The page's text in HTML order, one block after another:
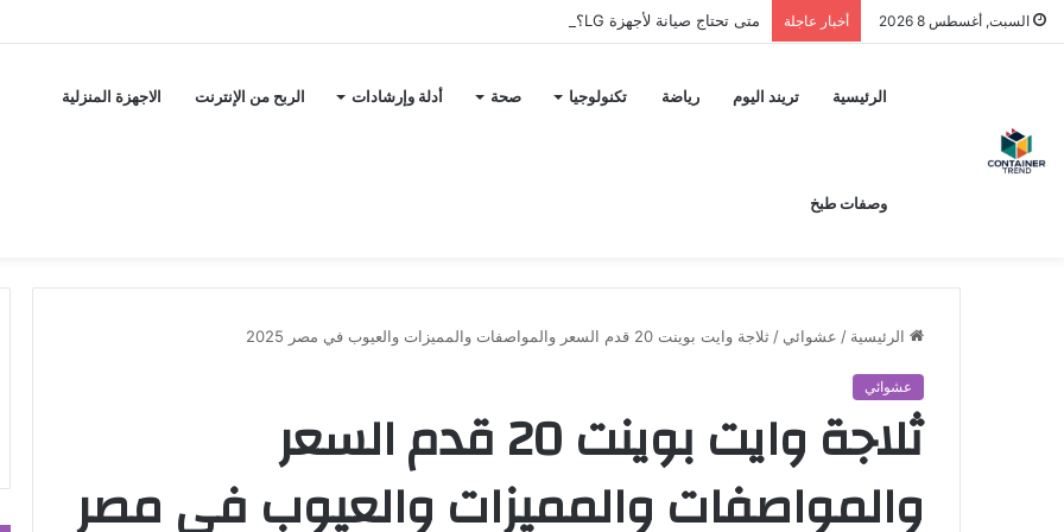
نموذج التواصل
إرسال
السبت, أغسطس 8 2026 أخبار عاجلة متى تحتاج صيانة لأجهزة LG؟ وكيف تختار مركز الصيانة الصحيح في مصر
الرئيسية تريند اليوم رياضة تكنولوجيا صحة أدلة وإرشادات الربح من الإنترنت الاجهزة المنزلية
وصفات طبخ
الرئيسية / عشوائي / ثلاجة وايت بوينت 20 قدم السعر والمواصفات والمميزات والعيوب في مصر 2025
عشوائي
ثلاجة وايت بوينت 20 قدم السعر
والمواصفات والمميزات والعيوب في مصر